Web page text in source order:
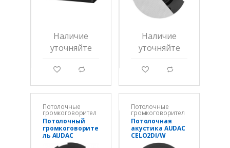
Наличие
уточняйте
g d
Наличие
уточняйте
g d
Потолочные
громкоговорител
и
Потолочный
громкоговорите
ль AUDAC
CALI660II/W
Потолочные
громкоговорител
и
Потолочная
акустика AUDAC
CELO2DI/W